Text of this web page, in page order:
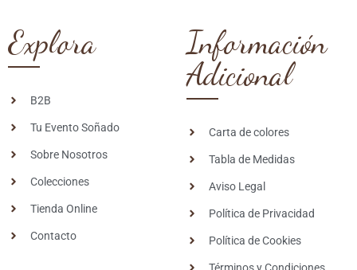
Explora
B2B
Tu Evento Soñado
Sobre Nosotros
Colecciones
Tienda Online
Contacto
Información
Adicional
Carta de colores
Tabla de Medidas
Aviso Legal
Política de Privacidad
Política de Cookies